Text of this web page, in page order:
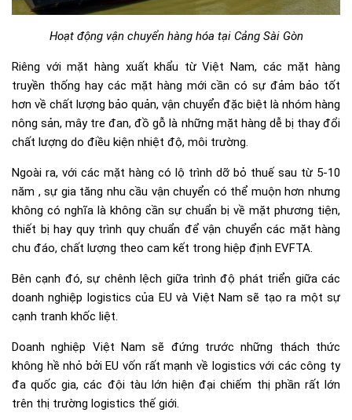
Hoạt động vận chuyển hàng hóa tại Cảng Sài Gòn
Riêng với mặt hàng xuất khẩu từ Việt Nam, các mặt hàng
truyền thống hay các mặt hàng mới cần có sự đảm bảo tốt
hơn về chất lượng bảo quản, vận chuyển đặc biệt là nhóm hàng
nông sản, mây tre đan, đồ gỗ là những mặt hàng dễ bị thay đổi
chất lượng do điều kiện nhiệt độ, môi trường.
Ngoài ra, với các mặt hàng có lộ trình dỡ bỏ thuế sau từ 5-10
năm , sự gia tăng nhu cầu vận chuyển có thể muộn hơn nhưng
không có nghĩa là không cần sự chuẩn bị về mặt phương tiện,
thiết bị hay quy trình quy chuẩn để vận chuyển các mặt hàng
chu đáo, chất lượng theo cam kết trong hiệp định EVFTA.
Bên cạnh đó, sự chênh lệch giữa trình độ phát triển giữa các
doanh nghiệp logistics của EU và Việt Nam sẽ tạo ra một sự
cạnh tranh khốc liệt.
Doanh nghiệp Việt Nam sẽ đứng trước những thách thức
không hề nhỏ bởi EU vốn rất mạnh về logistics với các công ty
đa quốc gia, các đội tàu lớn hiện đại chiếm thị phần rất lớn
trên thị trường logistics thế giới.